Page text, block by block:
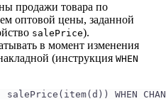
продажи товара по
оптовой цены, заданной
salePrice).
в момент изменения
(инструкция WHEN
WHEN